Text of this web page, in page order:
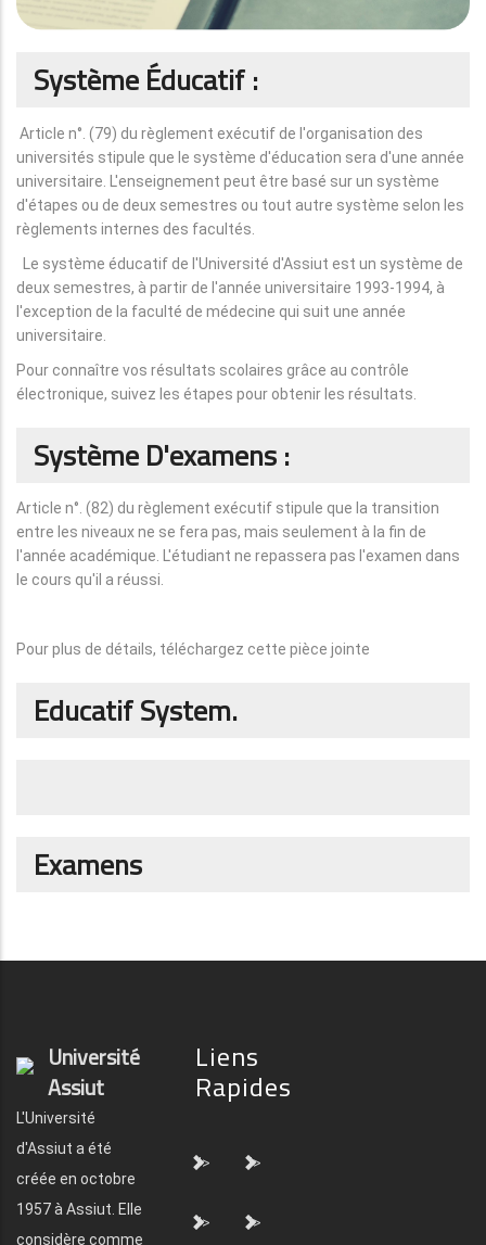
Système Éducatif :
Article n°. (79) du règlement exécutif de l'organisation des
universités stipule que le système d'éducation sera d'une année
universitaire. L'enseignement peut être basé sur un système
d'étapes ou de deux semestres ou tout autre système selon les
règlements internes des facultés.
Le système éducatif de l'Université d'Assiut est un système de
deux semestres, à partir de l'année universitaire 1993-1994, à
l'exception de la faculté de médecine qui suit une année
universitaire.
Pour connaître vos résultats scolaires grâce au contrôle
électronique, suivez les étapes pour obtenir les résultats.
Système D'examens :
Article n°. (82) du règlement exécutif stipule que la transition
entre les niveaux ne se fera pas, mais seulement à la fin de
l'année académique. L'étudiant ne repassera pas l'examen dans
le cours qu'il a réussi.
Pour plus de détails, téléchargez cette pièce jointe
Educatif System.
Examens
Université
Assiut
L'Université
d'Assiut a été
créée en octobre
1957 à Assiut. Elle
considère comme
Liens
Rapides
"> ">
"> ">